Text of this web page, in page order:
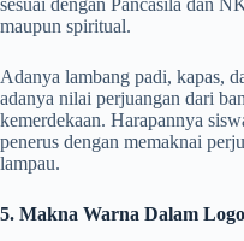
sesuai dengan Pancasila dan
maupun spiritual.
Adanya lambang padi, kapas,
adanya nilai perjuangan dari
kemerdekaan. Harapannya
penerus dengan memaknai
lampau.
5. Makna Warna Dalam